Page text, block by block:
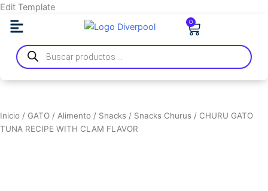
Ir
contenido
Edit Template
0
Carrito
Búsqueda
de
productos
Inicio / GATO / Alimento / Snacks / Snacks Churus / CHURU GATO
TUNA RECIPE WITH CLAM FLAVOR